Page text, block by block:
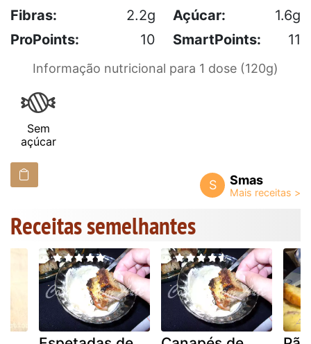
Fibras:
2.2g Açúcar:
1.6g
ProPoints:
10 SmartPoints: 11
Informação nutricional para 1 dose (120g)
Sem
açúcar
S Smas
Receitas semelhantes